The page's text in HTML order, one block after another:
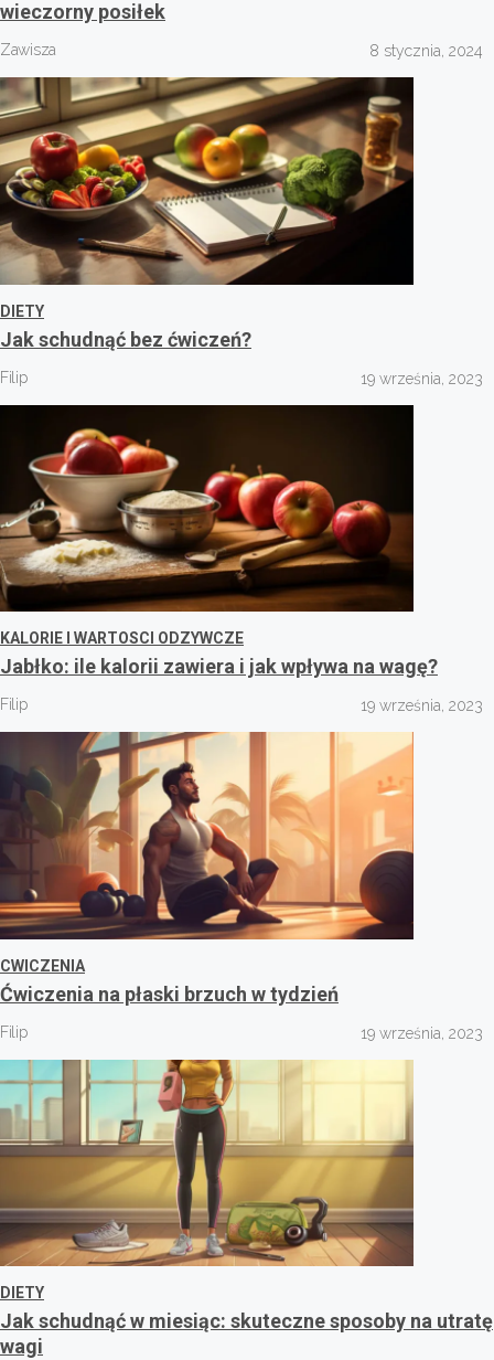
wieczorny posiłek
Zawisza 8 stycznia, 2024
DIETY
Jak schudnąć bez ćwiczeń?
Filip 19 września, 2023
KALORIE I WARTOSCI ODZYWCZE
Jabłko: ile kalorii zawiera i jak wpływa na wagę?
Filip 19 września, 2023
CWICZENIA
Ćwiczenia na płaski brzuch w tydzień
Filip 19 września, 2023
DIETY
Jak schudnąć w miesiąc: skuteczne sposoby na utratę
wagi